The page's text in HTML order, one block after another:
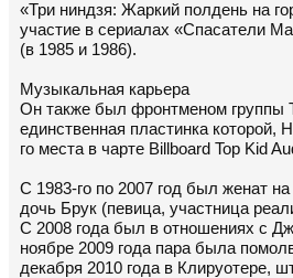
«Три ниндзя: Жаркий полдень на
участие в сериалах «Спасатели
(в 1985 и 1986).
Музыкальная карьера
Он также был фронтменом группы
единственная пластинка которой,
го места в чарте Billboard Top Kid
С 1983-го по 2007 год был женат
дочь Брук (певица, участница
С 2008 года был в отношениях с
ноябре 2009 года пара была
декабря 2010 года в Клируотере,